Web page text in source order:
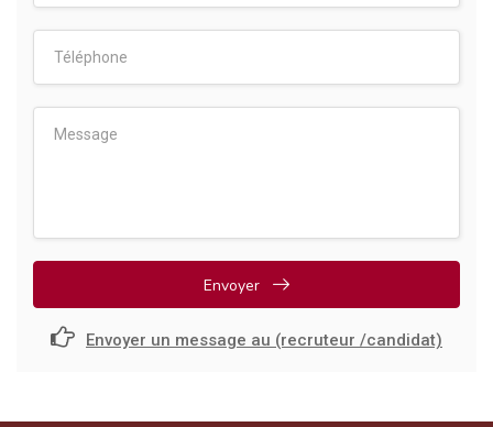
Envoyer
Envoyer un message au (recruteur /candidat)